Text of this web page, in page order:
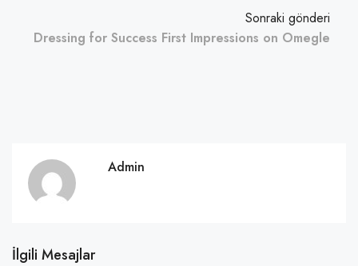
Sonraki gönderi
Dressing for Success First Impressions on Omegle
Admin
İlgili Mesajlar